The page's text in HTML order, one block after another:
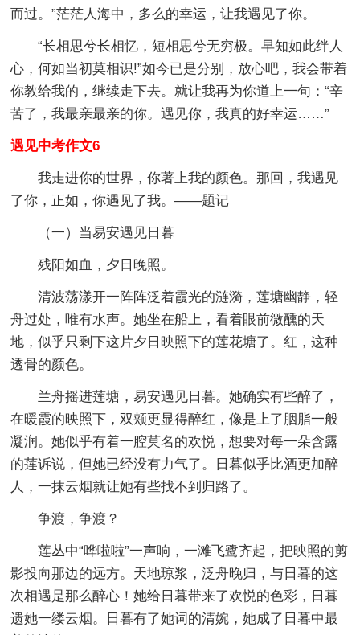
而过。”茫茫人海中，多么的幸运，让我遇见了你。
“长相思兮长相忆，短相思兮无穷极。早知如此绊人
心，何如当初莫相识!”如今已是分别，放心吧，我会带着
你教给我的，继续走下去。就让我再为你道上一句：“辛
苦了，我最亲最亲的你。遇见你，我真的好幸运……”
遇见中考作文6
我走进你的世界，你著上我的颜色。那回，我遇见
了你，正如，你遇见了我。——题记
（一）当易安遇见日暮
残阳如血，夕日晚照。
清波荡漾开一阵阵泛着霞光的涟漪，莲塘幽静，轻
舟过处，唯有水声。她坐在船上，看着眼前微醺的天
地，似乎只剩下这片夕日映照下的莲花塘了。红，这种
透骨的颜色。
兰舟摇进莲塘，易安遇见日暮。她确实有些醉了，
在暖霞的映照下，双颊更显得醉红，像是上了胭脂一般
凝润。她似乎有着一腔莫名的欢悦，想要对每一朵含露
的莲诉说，但她已经没有力气了。日暮似乎比酒更加醉
人，一抹云烟就让她有些找不到归路了。
争渡，争渡？
莲丛中“哗啦啦”一声响，一滩飞鹭齐起，把映照的剪
影投向那边的远方。天地琼浆，泛舟晚归，与日暮的这
次相遇是那么醉心！她给日暮带来了欢悦的色彩，日暮
遗她一缕云烟。日暮有了她词的清婉，她成了日暮中最